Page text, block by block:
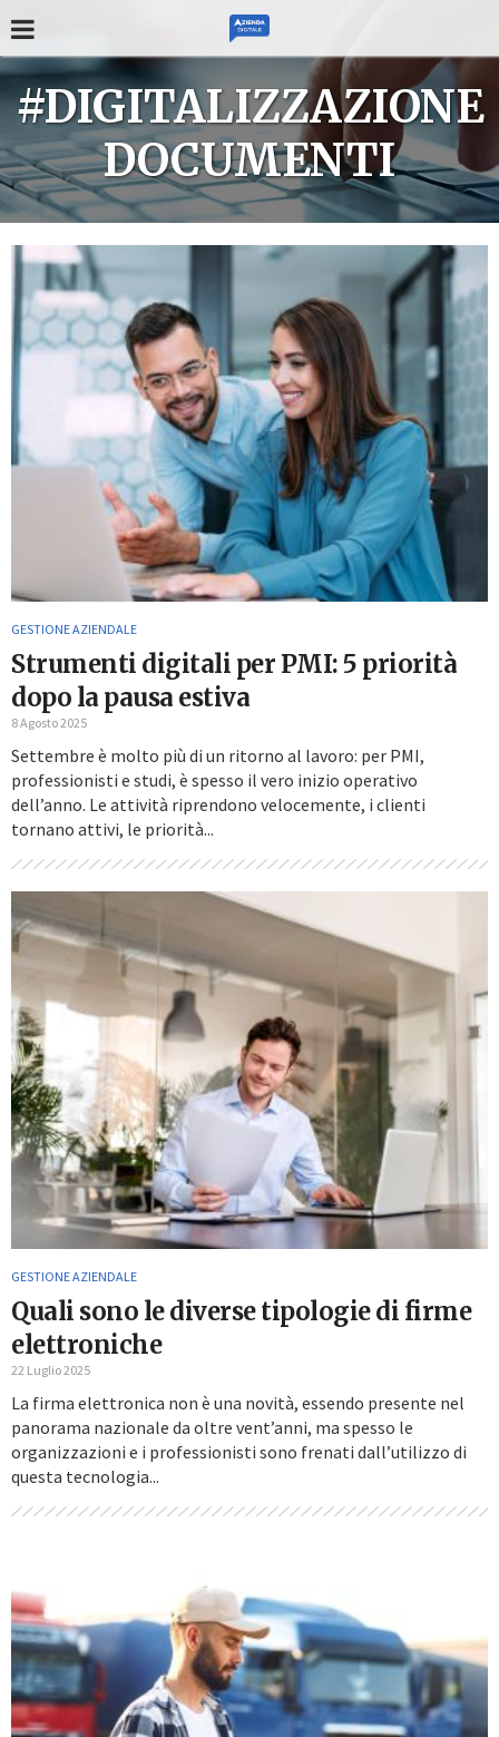
#DIGITALIZZAZIONE
DOCUMENTI
GESTIONE AZIENDALE
Strumenti digitali per PMI: 5 priorità
dopo la pausa estiva
8 Agosto 2025
Settembre è molto più di un ritorno al lavoro: per PMI,
professionisti e studi, è spesso il vero inizio operativo
dell’anno. Le attività riprendono velocemente, i clienti
tornano attivi, le priorità...
GESTIONE AZIENDALE
Quali sono le diverse tipologie di firme
elettroniche
22 Luglio 2025
La firma elettronica non è una novità, essendo presente nel
panorama nazionale da oltre vent’anni, ma spesso le
organizzazioni e i professionisti sono frenati dall’utilizzo di
questa tecnologia...